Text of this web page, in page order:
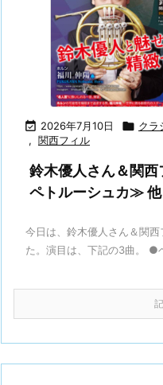
 2026年7月10日  クラ
, 関西フィル
鈴木優人さん＆関
ペトルーシュカ≫
今日は、鈴木優人さん＆関
た。演目は、下記の3曲。 ●